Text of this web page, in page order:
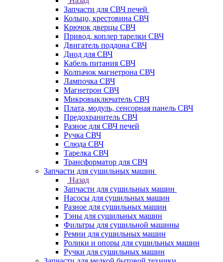
Запчасти для СВЧ печей
Кольцо, крестовина СВЧ
Крючок дверцы СВЧ
Привод, коплер тарелки СВЧ
Двигатель поддона СВЧ
Диод для СВЧ
Кабель питания СВЧ
Колпачок магнетрона СВЧ
Лампочка СВЧ
Магнетрон СВЧ
Микровыключатель СВЧ
Плата, модуль, сенсорная панель СВЧ
Предохранитель СВЧ
Разное для СВЧ печей
Ручка СВЧ
Слюда СВЧ
Тарелка СВЧ
Трансформатор для СВЧ
Запчасти для сушильных машин
Назад
Запчасти для сушильных машин
Насосы для сушильных машин
Разное для сушильных машин
Тэны для сушильных машин
Фильтры для сушильной машины
Ремни для сушильных машин
Ролики и опоры для сушильных машин
Ручки для сушильных машин